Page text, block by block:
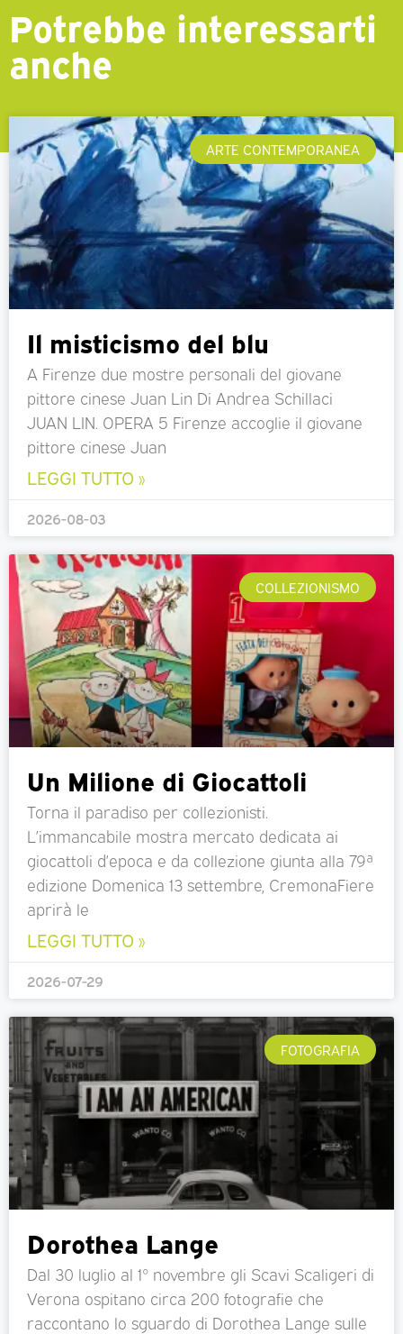
Potrebbe interessarti
anche
ARTE CONTEMPORANEA
Il misticismo del blu
A Firenze due mostre personali del giovane
pittore cinese Juan Lin Di Andrea Schillaci
JUAN LIN. OPERA 5 Firenze accoglie il giovane
pittore cinese Juan
LEGGI TUTTO »
2026-08-03
COLLEZIONISMO
Un Milione di Giocattoli
Torna il paradiso per collezionisti.
L’immancabile mostra mercato dedicata ai
giocattoli d’epoca e da collezione giunta alla 79ª
edizione Domenica 13 settembre, CremonaFiere
aprirà le
LEGGI TUTTO »
2026-07-29
FOTOGRAFIA
Dorothea Lange
Dal 30 luglio al 1° novembre gli Scavi Scaligeri di
Verona ospitano circa 200 fotografie che
raccontano lo sguardo di Dorothea Lange sulle